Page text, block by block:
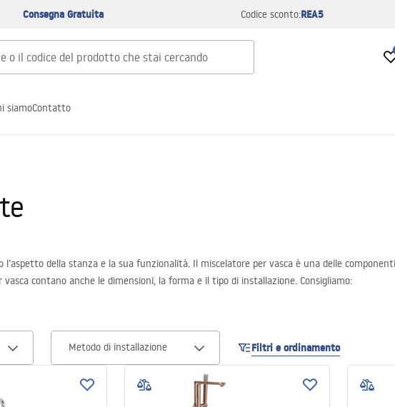
Consegna Gratuita Codice sconto:REA5
siamoContatto
della stanza e la sua funzionalità. Il miscelatore per vasca è una delle
contano anche le dimensioni, la forma e il tipo di installazione. Consigliamo:
Metodo di installazione Filtri e ordinamento